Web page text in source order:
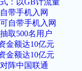
：以GB计流量
带手机入网
自带手机入网
取500名用户
金额达10亿元
金额达10亿元
阵中国联通